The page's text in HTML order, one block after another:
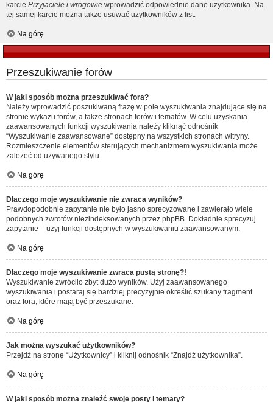
karcie Przyjaciele i wrogowie wprowadzić odpowiednie dane użytkownika. Na
tej samej karcie można także usuwać użytkowników z list.
Na górę
Przeszukiwanie forów
W jaki sposób można przeszukiwać fora?
Należy wprowadzić poszukiwaną frazę w pole wyszukiwania znajdujące się na
stronie wykazu forów, a także stronach forów i tematów. W celu uzyskania
zaawansowanych funkcji wyszukiwania należy kliknąć odnośnik
“Wyszukiwanie zaawansowane” dostępny na wszystkich stronach witryny.
Rozmieszczenie elementów sterujących mechanizmem wyszukiwania może
zależeć od używanego stylu.
Na górę
Dlaczego moje wyszukiwanie nie zwraca wyników?
Prawdopodobnie zapytanie nie było jasno sprecyzowane i zawierało wiele
podobnych zwrotów niezindeksowanych przez phpBB. Dokładnie sprecyzuj
zapytanie – użyj funkcji dostępnych w wyszukiwaniu zaawansowanym.
Na górę
Dlaczego moje wyszukiwanie zwraca pustą stronę?!
Wyszukiwanie zwróciło zbyt dużo wyników. Użyj zaawansowanego
wyszukiwania i postaraj się bardziej precyzyjnie określić szukany fragment
oraz fora, które mają być przeszukane.
Na górę
Jak można wyszukać użytkowników?
Przejdź na stronę “Użytkownicy” i kliknij odnośnik “Znajdź użytkownika”.
Na górę
W jaki sposób można znaleźć swoje posty i tematy?